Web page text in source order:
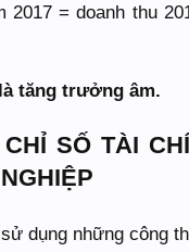
= doanh thu
tăng trưởng âm.
SỐ TÀI
dụng những công